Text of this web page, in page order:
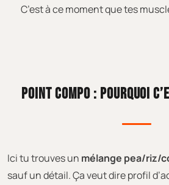
C’est à ce moment que tes
POINT COMPO : POURQUOI
Ici tu trouves un mélange pea/riz/
sauf un détail. Ça veut dire profil